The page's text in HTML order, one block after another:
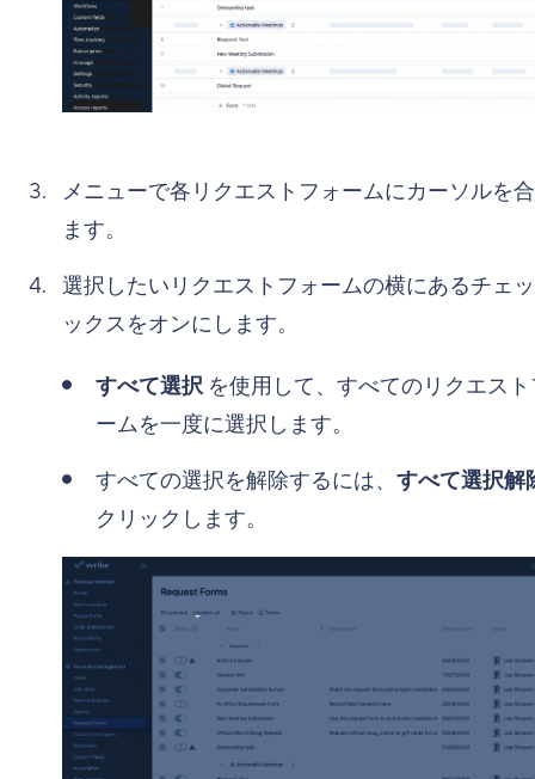
メニューで各リクエストフォームにカーソルを
ます。
選択したいリクエストフォームの横にあるチェ
ックスをオンにします。
すべて選択を使用して、すべてのリクエス
ームを一度に選択します。
すべての選択を解除するには、 すべて選択解
クリックします。